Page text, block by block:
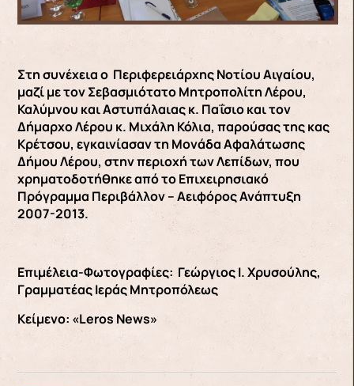
Στη συνέχεια ο Περιφερειάρχης Νοτίου Αιγαίου,
μαζί με τον Σεβασμιότατο Μητροπολίτη Λέρου,
Καλύμνου και Αστυπάλαιας κ. Παΐσιο και τον
Δήμαρχο Λέρου κ. Μιχάλη Κόλια, παρούσας της κας
Κρέτσου, εγκαινίασαν τη Μονάδα Αφαλάτωσης
Δήμου Λέρου, στην περιοχή των Λεπίδων, που
χρηματοδοτήθηκε από το Επιχειρησιακό
Πρόγραμμα Περιβάλλον – Αειφόρος Ανάπτυξη
2007-2013.
Επιμέλεια-Φωτογραφίες: Γεώργιος Ι. Χρυσούλης,
Γραμματέας Ιεράς Μητροπόλεως
Κείμενο: «Leros News»